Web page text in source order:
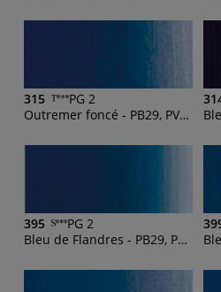
315
PG 2
Outremer foncé - PB29, PV23
395
PG 2
Bleu de Flandres - PB29, PB15:6